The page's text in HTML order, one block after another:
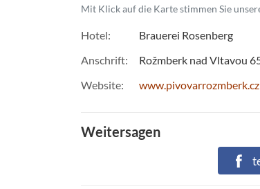
Mit Klick auf die Karte stimmen Sie
Hotel
Brauerei Rosenberg
Anschrift
Rožmberk nad Vltavou
Website
www.pivovarrozmberk.cz
Weitersagen